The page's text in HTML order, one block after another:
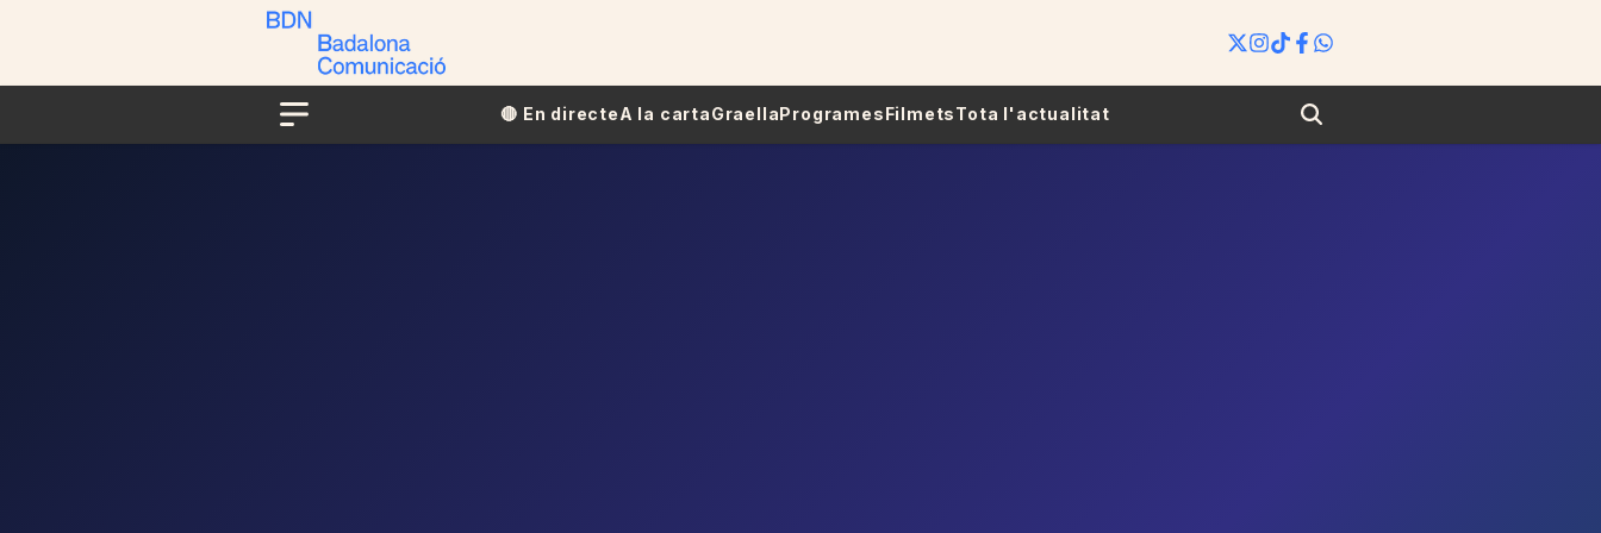
Menu
🔴​​ En directeA la cartaGraellaProgramesFilmetsTota l'actualitat Search